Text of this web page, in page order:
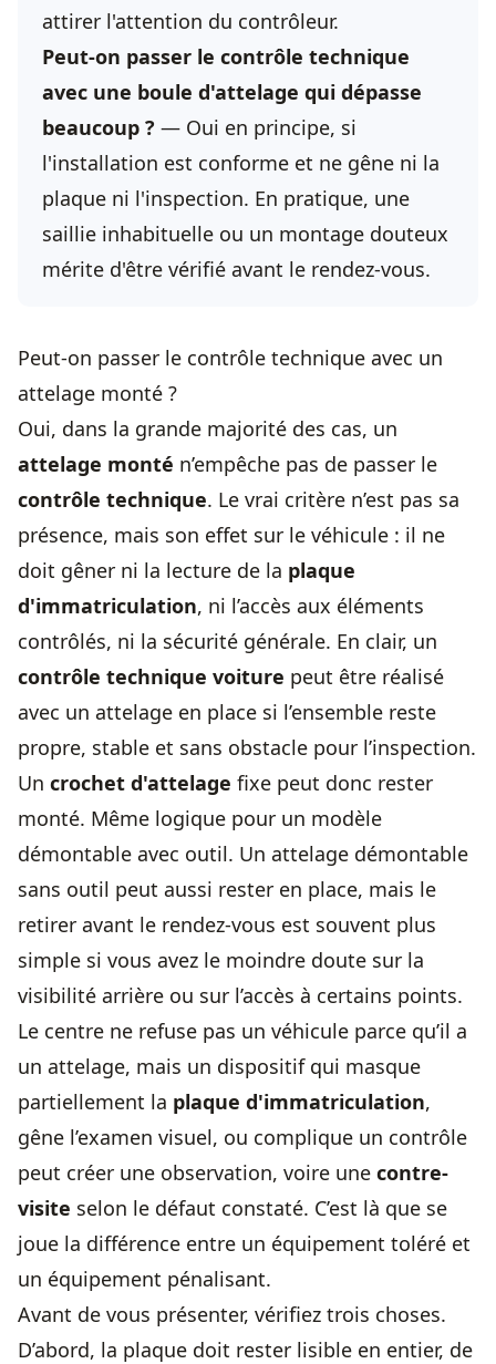
attirer l'attention du contrôleur.
Peut-on passer le contrôle technique
avec une boule d'attelage qui dépasse
beaucoup ? — Oui en principe, si
l'installation est conforme et ne gêne ni la
plaque ni l'inspection. En pratique, une
saillie inhabituelle ou un montage douteux
mérite d'être vérifié avant le rendez-vous.
Peut-on passer le contrôle technique avec un
attelage monté ?
Oui, dans la grande majorité des cas, un
attelage monté n’empêche pas de passer le
contrôle technique. Le vrai critère n’est pas sa
présence, mais son effet sur le véhicule : il ne
doit gêner ni la lecture de la plaque
d'immatriculation, ni l’accès aux éléments
contrôlés, ni la sécurité générale. En clair, un
contrôle technique voiture peut être réalisé
avec un attelage en place si l’ensemble reste
propre, stable et sans obstacle pour l’inspection.
Un crochet d'attelage fixe peut donc rester
monté. Même logique pour un modèle
démontable avec outil. Un attelage démontable
sans outil peut aussi rester en place, mais le
retirer avant le rendez-vous est souvent plus
simple si vous avez le moindre doute sur la
visibilité arrière ou sur l’accès à certains points.
Le centre ne refuse pas un véhicule parce qu’il a
un attelage, mais un dispositif qui masque
partiellement la plaque d'immatriculation,
gêne l’examen visuel, ou complique un contrôle
peut créer une observation, voire une contre-
visite selon le défaut constaté. C’est là que se
joue la différence entre un équipement toléré et
un équipement pénalisant.
Avant de vous présenter, vérifiez trois choses.
D’abord, la plaque doit rester lisible en entier, de